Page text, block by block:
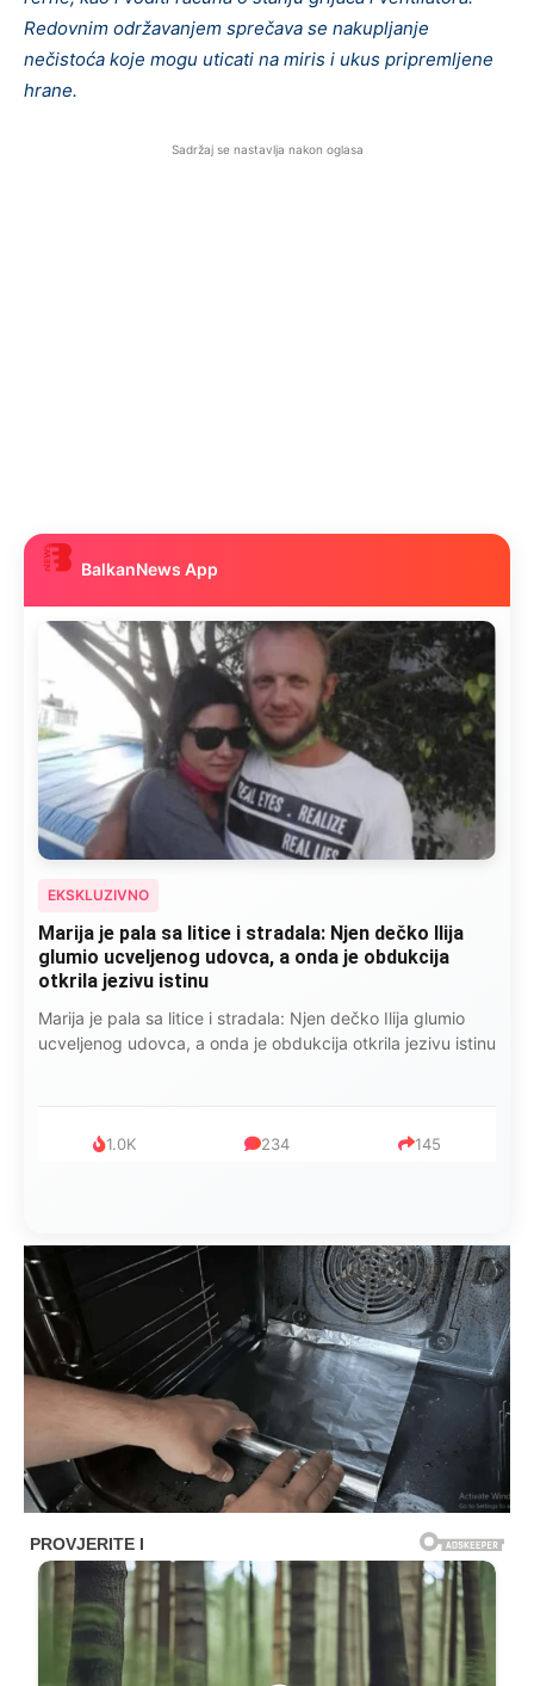
Redovnim održavanjem sprečava se nakupljanje
nečistoća koje mogu uticati na miris i ukus pripremljene
hrane.
Sadržaj se nastavlja nakon oglasa
BalkanNews App
EKSKLUZIVNO
Kad se Marin suprug razbolio ona ga kupala,
pelene mu mijenjala: Jedno jutro je poslao po
čokoladu..
Kad se Marin suprug razbolio ona ga kupala, pelene mu
mijenjala: Jedno jutro je poslao po čokoladu..
999 321 234